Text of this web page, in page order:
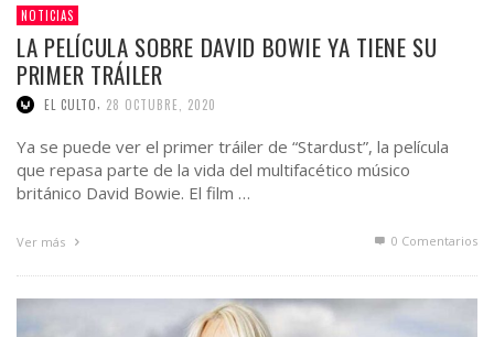
NOTICIAS
LA PELÍCULA SOBRE DAVID BOWIE YA TIENE SU
PRIMER TRÁILER
EL CULTO, 28 OCTUBRE, 2020
Ya se puede ver el primer tráiler de “Stardust”, la película
que repasa parte de la vida del multifacético músico
británico David Bowie. El film …
Ver más 0 Comentarios